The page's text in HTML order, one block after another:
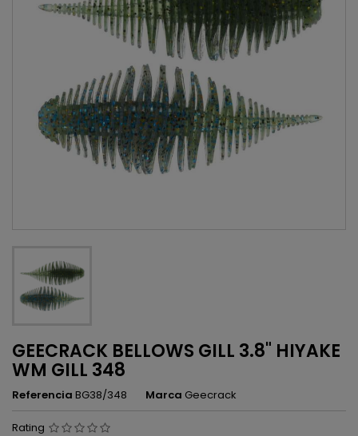
GEECRACK BELLOWS GILL 3.8" HIYAKE
WM GILL 348
Referencia BG38/348 Marca Geecrack
Rating